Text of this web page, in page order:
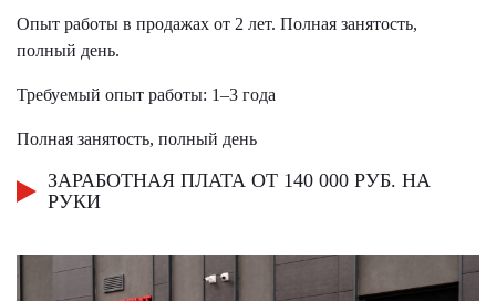
Опыт работы в продажах от 2 лет. Полная занятость,
полный день.
Требуемый опыт работы: 1–3 года
Полная занятость, полный день
ЗАРАБОТНАЯ ПЛАТА ОТ 140 000 РУБ. НА
РУКИ